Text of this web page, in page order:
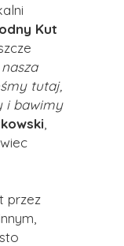
Kut
tutaj,
i bawimy
przez